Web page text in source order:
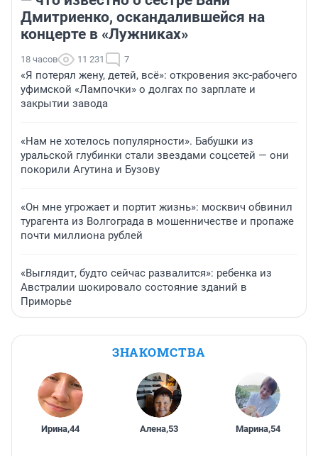
Дмитриенко, оскандалившейся на
концерте в «Лужниках»
18 часов 11 231 7
«Я потерял жену, детей, всё»: откровения экс-рабочего
уфимской «Лампочки» о долгах по зарплате и
закрытии завода
«Нам не хотелось популярности». Бабушки из
уральской глубинки стали звездами соцсетей — они
покорили Агутина и Бузову
«Он мне угрожает и портит жизнь»: москвич обвинил
турагента из Волгограда в мошенничестве и пропаже
почти миллиона рублей
«Выглядит, будто сейчас развалится»: ребенка из
Австралии шокировало состояние зданий в
Приморье
ЗНАКОМСТВА
Ирина,44 Алена,53 Марина,54